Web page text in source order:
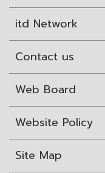
itd Network
Contact us
Web Board
Website Policy
Site Map